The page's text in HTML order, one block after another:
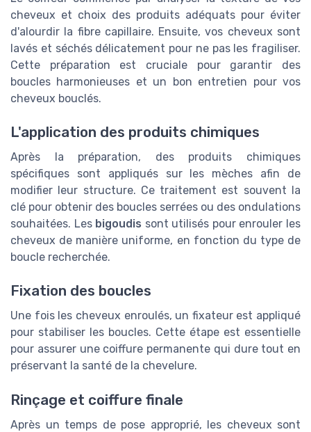
cheveux et choix des produits adéquats pour éviter
d'alourdir la fibre capillaire. Ensuite, vos cheveux sont
lavés et séchés délicatement pour ne pas les fragiliser.
Cette préparation est cruciale pour garantir des
boucles harmonieuses et un bon entretien pour vos
cheveux bouclés.
L'application des produits chimiques
Après la préparation, des produits chimiques
spécifiques sont appliqués sur les mèches afin de
modifier leur structure. Ce traitement est souvent la
clé pour obtenir des boucles serrées ou des ondulations
souhaitées. Les bigoudis sont utilisés pour enrouler les
cheveux de manière uniforme, en fonction du type de
boucle recherchée.
Fixation des boucles
Une fois les cheveux enroulés, un fixateur est appliqué
pour stabiliser les boucles. Cette étape est essentielle
pour assurer une coiffure permanente qui dure tout en
préservant la santé de la chevelure.
Rinçage et coiffure finale
Après un temps de pose approprié, les cheveux sont